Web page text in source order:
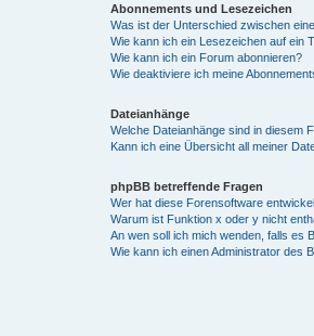
Abonnements und Lesezeichen
Was ist der Unterschied zwischen
Wie kann ich ein Lesezeichen auf ein
Wie kann ich ein Forum abonnieren?
Wie deaktiviere ich meine
Dateianhänge
Welche Dateianhänge sind in diesem
Kann ich eine Übersicht all meiner
phpBB betreffende Fragen
Wer hat diese Forensoftware
Warum ist Funktion x oder y nicht
An wen soll ich mich wenden, falls es
Wie kann ich einen Administrator des